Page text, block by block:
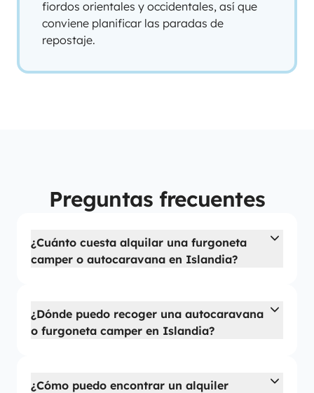
fiordos orientales y occidentales, así que
conviene planificar las paradas de
repostaje.
Preguntas frecuentes
¿Cuánto cuesta alquilar una furgoneta
camper o autocaravana en Islandia?
¿Dónde puedo recoger una autocaravana
o furgoneta camper en Islandia?
¿Cómo puedo encontrar un alquiler